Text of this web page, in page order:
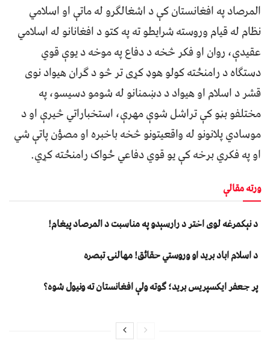
المرصاد په افغانستان کې د اشغالګرو له ماتې او اسلامي
نظام له قیام وروسته شرایطو ته په کتو د افغانانو له اسلامي
عقیدې، روان او فکر څخه د دفاع په موخه د یوې قوي
دستګاه د رامنځته کولو هوډ کړی تر څو د ګران هیواد نوی
قشر د اسلام او هیواد د دښمنانو له شومو دسیسو، په
مختلفو بڼو کې تراشل شوې مهرې، استخباراتي څیرې او د
موسادي پلانونو له واقعیتونو څخه باخبره او مصؤن پاتې شي
او په فکري برخه کې یو قوي دفاعي ځواک رامنځته کړي.
ورته مقالې
د نېکمرغه لوی اختر د رارسېدو په مناسبت د المرصاد پیغام!
د اسلام اباد برید او وروستي حقائق! مهالنۍ تبصره
پر جعفر ایکسپریس برید؛ ګوته ولې افغانستان ته ونیول شوه؟